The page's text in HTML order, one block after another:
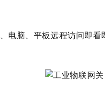
电脑、平板远程访问即看